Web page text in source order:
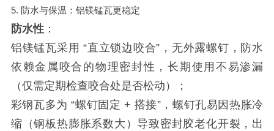
5. 防水与保温：铝镁锰瓦更稳定
防水性：
铝镁锰瓦采用 “直立锁边咬合”，无外露螺钉，防水
依赖金属咬合的物理密封性，长期使用不易渗漏
（仅需定期检查咬合处是否松动）；
彩钢瓦多为 “螺钉固定 + 搭接”，螺钉孔易因热胀冷
缩（钢板热膨胀系数大）导致密封胶老化开裂，出